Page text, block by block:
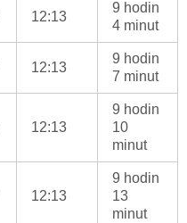
12:13
9 hodin
4 minut
12:13
9 hodin
7 minut
12:13
9 hodin
10
minut
12:13
9 hodin
13
minut